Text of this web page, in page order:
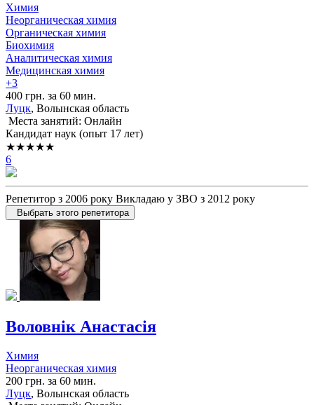
Химия
Неорганическая химия
Органическая химия
Биохимия
Аналитическая химия
Медицинская химия
+3
400 грн. за 60 мин.
Луцк, Волынская область
Места занятий: Онлайн
Кандидат наук (опыт 17 лет)
★★★★★
6
Репетитор з 2006 року Викладаю у ЗВО з 2012 року
Выбрать этого репетитора
Воловнік Анастасія
Химия
Неорганическая химия
200 грн. за 60 мин.
Луцк, Волынская область